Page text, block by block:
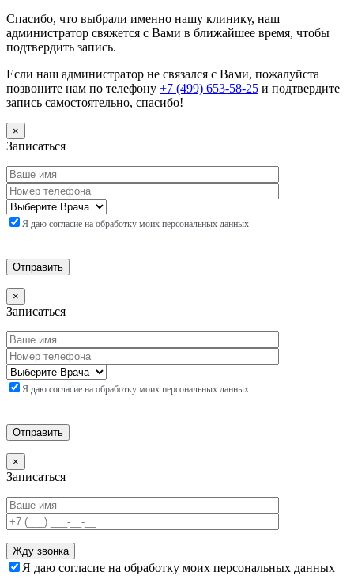
Спасибо, что выбрали именно нашу клинику, наш
администратор свяжется с Вами в ближайшее время, чтобы
подтвердить запись.
Если наш администратор не связался с Вами, пожалуйста
позвоните нам по телефону +7 (499) 653-58-25 и подтвердите
запись самостоятельно, спасибо!
×
Записаться
Я даю согласие на обработку моих персональных данных
×
Записаться
Я даю согласие на обработку моих персональных данных
×
Записаться
Я даю согласие на обработку моих персональных данных